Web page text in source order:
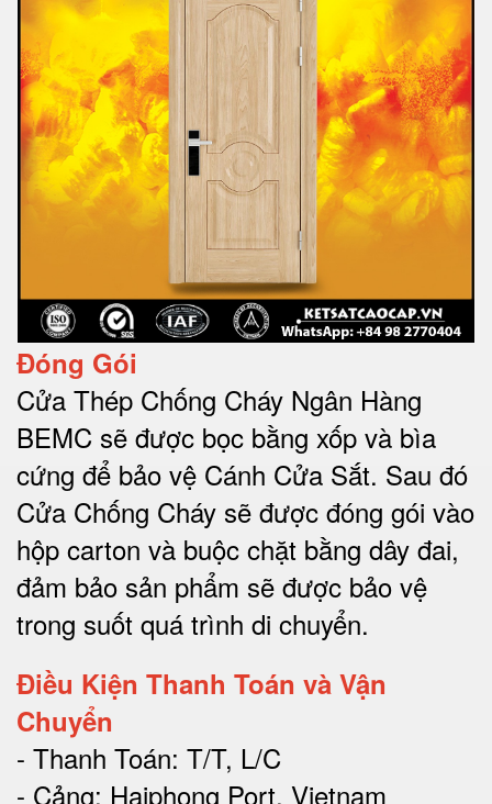
Đóng Gói
Cửa Thép Chống Cháy Ngân Hàng
BEMC sẽ được bọc bằng xốp và bìa
cứng để bảo vệ Cánh Cửa Sắt. Sau đó
Cửa Chống Cháy sẽ được đóng gói vào
hộp carton và buộc chặt bằng dây đai,
đảm bảo sản phẩm sẽ được bảo vệ
trong suốt quá trình di chuyển.
Điều Kiện Thanh Toán và Vận
Chuyển
- Thanh Toán: T/T, L/C
- Cảng: Haiphong Port, Vietnam